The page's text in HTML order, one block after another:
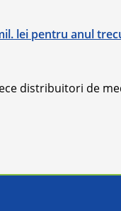
lei pentru anul
distribuitori de